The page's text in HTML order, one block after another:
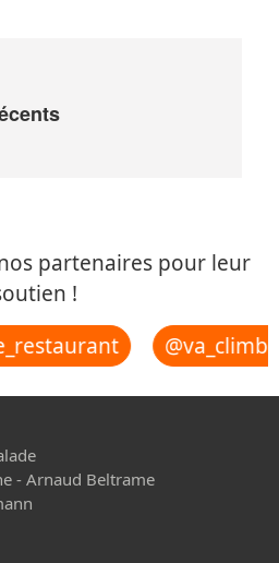
partenaires pour leur
!
- Arnaud Beltrame